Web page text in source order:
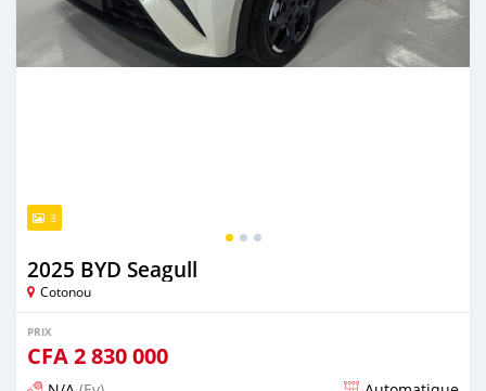
3
2025 BYD Seagull
Cotonou
PRIX
CFA2 830 000